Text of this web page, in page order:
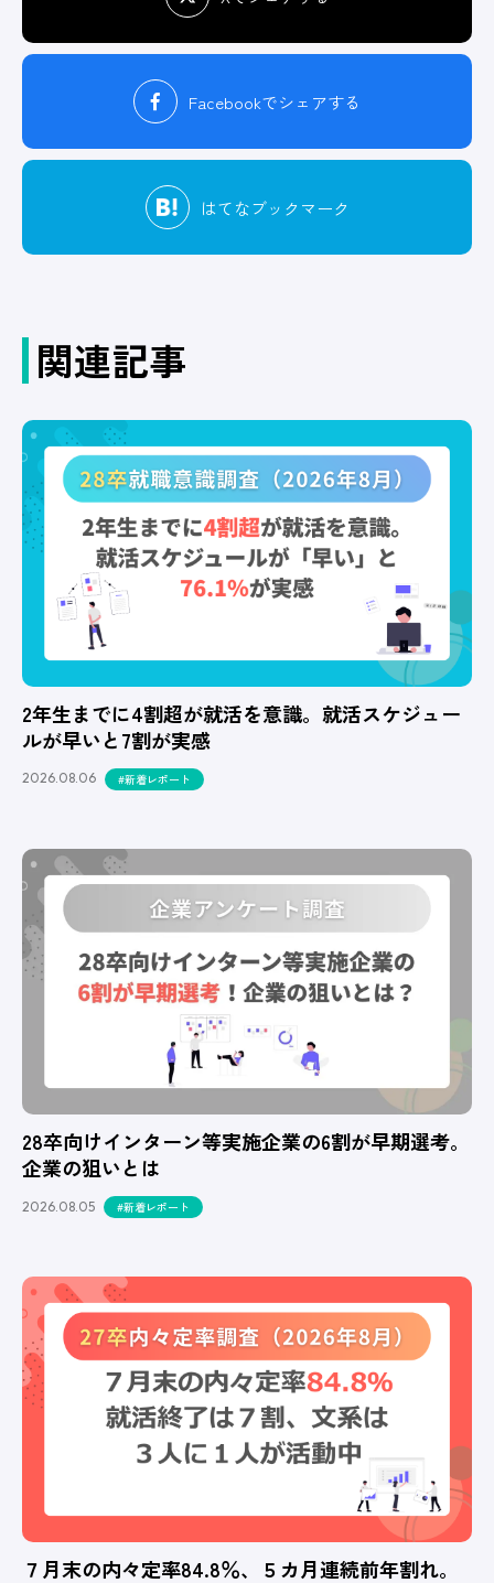
Facebookでシェアする
はてなブックマーク
関連記事
2年生までに4割超が就活を意識。就活スケジュー
ルが早いと7割が実感
2026.08.06 #新着レポート
28卒向けインターン等実施企業の6割が早期選考。
企業の狙いとは
2026.08.05 #新着レポート
７月末の内々定率84.8％、５カ月連続前年割れ。